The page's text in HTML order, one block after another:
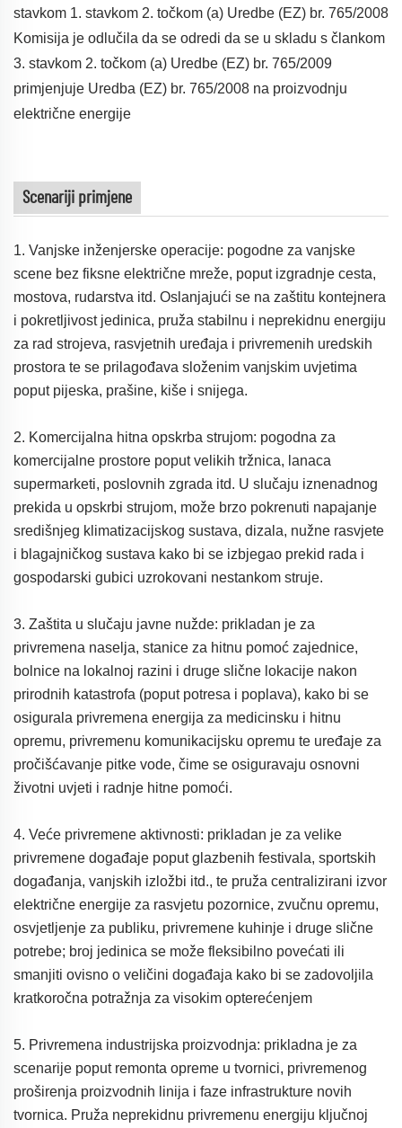
stavkom 1. stavkom 2. točkom (a) Uredbe (EZ) br. 765/2008
Komisija je odlučila da se odredi da se u skladu s člankom
3. stavkom 2. točkom (a) Uredbe (EZ) br. 765/2009
primjenjuje Uredba (EZ) br. 765/2008 na proizvodnju
električne energije
Scenariji primjene
1. Vanjske inženjerske operacije: pogodne za vanjske
scene bez fiksne električne mreže, poput izgradnje cesta,
mostova, rudarstva itd. Oslanjajući se na zaštitu kontejnera
i pokretljivost jedinica, pruža stabilnu i neprekidnu energiju
za rad strojeva, rasvjetnih uređaja i privremenih uredskih
prostora te se prilagođava složenim vanjskim uvjetima
poput pijeska, prašine, kiše i snijega.
2. Komercijalna hitna opskrba strujom: pogodna za
komercijalne prostore poput velikih tržnica, lanaca
supermarketi, poslovnih zgrada itd. U slučaju iznenadnog
prekida u opskrbi strujom, može brzo pokrenuti napajanje
središnjeg klimatizacijskog sustava, dizala, nužne rasvjete
i blagajničkog sustava kako bi se izbjegao prekid rada i
gospodarski gubici uzrokovani nestankom struje.
3. Zaštita u slučaju javne nužde: prikladan je za
privremena naselja, stanice za hitnu pomoć zajednice,
bolnice na lokalnoj razini i druge slične lokacije nakon
prirodnih katastrofa (poput potresa i poplava), kako bi se
osigurala privremena energija za medicinsku i hitnu
opremu, privremenu komunikacijsku opremu te uređaje za
pročišćavanje pitke vode, čime se osiguravaju osnovni
životni uvjeti i radnje hitne pomoći.
4. Veće privremene aktivnosti: prikladan je za velike
privremene događaje poput glazbenih festivala, sportskih
događanja, vanjskih izložbi itd., te pruža centralizirani izvor
električne energije za rasvjetu pozornice, zvučnu opremu,
osvjetljenje za publiku, privremene kuhinje i druge slične
potrebe; broj jedinica se može fleksibilno povećati ili
smanjiti ovisno o veličini događaja kako bi se zadovoljila
kratkoročna potražnja za visokim opterećenjem
5. Privremena industrijska proizvodnja: prikladna je za
scenarije poput remonta opreme u tvornici, privremenog
proširenja proizvodnih linija i faze infrastrukture novih
tvornica. Pruža neprekidnu privremenu energiju ključnoj